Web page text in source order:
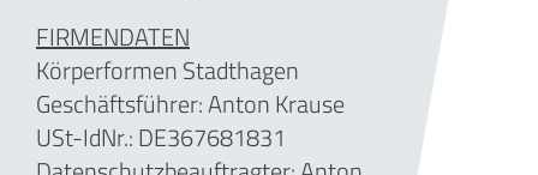
FIRMENDATEN
Körperformen Stadthagen
Geschäftsführer:Anton Krause
USt-IdNr.: DE367681831